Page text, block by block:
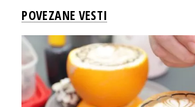
POVEZANE VESTI